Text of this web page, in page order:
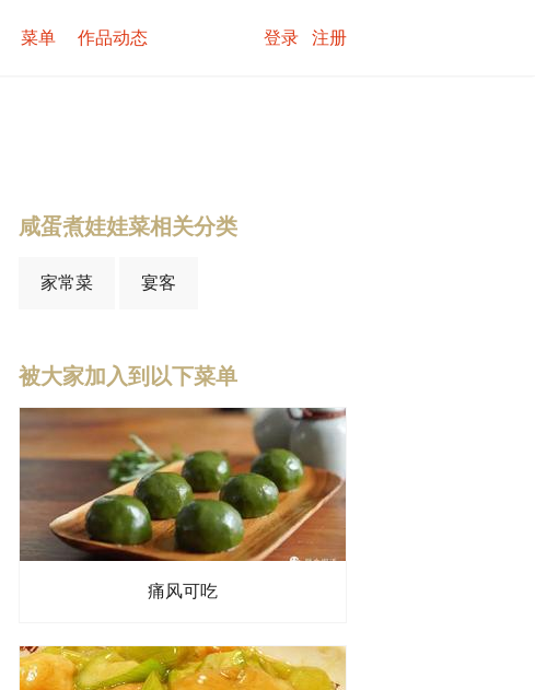
菜单 作品动态 登录 注册
咸蛋煮娃娃菜相关分类
家常菜 宴客
被大家加入到以下菜单
痛风可吃